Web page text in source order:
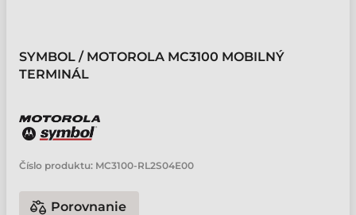
SYMBOL / MOTOROLA MC3100 MOBILNÝ
TERMINÁL
Číslo produktu: MC3100-RL2S04E00
Porovnanie